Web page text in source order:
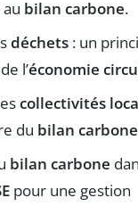
bilan carbone.
déchets : un
l’économie
collectivités
du bilan carbone
bilan carbone
pour une gestion